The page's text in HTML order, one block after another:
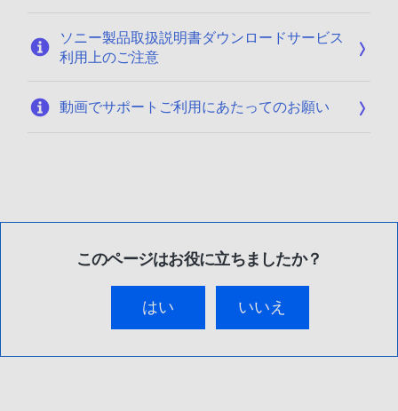
ソニー製品取扱説明書ダウンロードサービス
利用上のご注意
動画でサポートご利用にあたってのお願い
このページはお役に立ちましたか？
はい いいえ